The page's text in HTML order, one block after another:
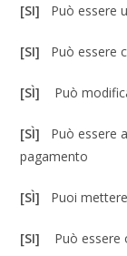
[SI] Può essere
[SI] Può essere
[SÌ] Può
[SÌ] Può essere
pagamento
[SÌ] Puoi
[SI] Può